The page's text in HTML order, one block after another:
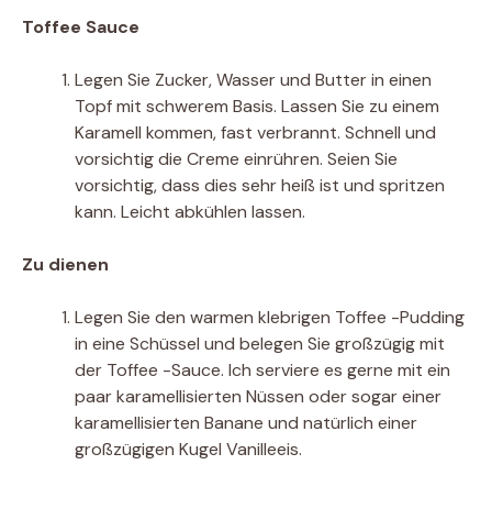
Toffee Sauce
Legen Sie Zucker, Wasser und Butter in einen
Topf mit schwerem Basis. Lassen Sie zu einem
Karamell kommen, fast verbrannt. Schnell und
vorsichtig die Creme einrühren. Seien Sie
vorsichtig, dass dies sehr heiß ist und spritzen
kann. Leicht abkühlen lassen.
Zu dienen
Legen Sie den warmen klebrigen Toffee -Pudding
in eine Schüssel und belegen Sie großzügig mit
der Toffee -Sauce. Ich serviere es gerne mit ein
paar karamellisierten Nüssen oder sogar einer
karamellisierten Banane und natürlich einer
großzügigen Kugel Vanilleeis.